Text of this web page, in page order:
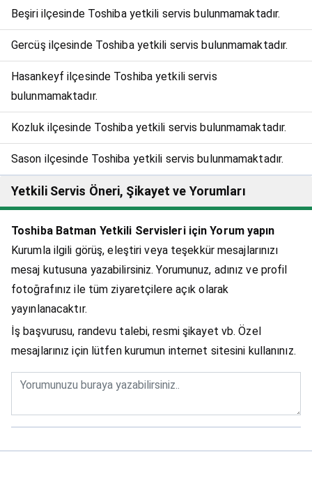
Beşiri ilçesinde Toshiba yetkili servis bulunmamaktadır.
Gercüş ilçesinde Toshiba yetkili servis bulunmamaktadır.
Hasankeyf ilçesinde Toshiba yetkili servis
bulunmamaktadır.
Kozluk ilçesinde Toshiba yetkili servis bulunmamaktadır.
Sason ilçesinde Toshiba yetkili servis bulunmamaktadır.
Yetkili Servis Öneri, Şikayet ve Yorumları
Toshiba Batman Yetkili Servisleri için Yorum yapın
Kurumla ilgili görüş, eleştiri veya teşekkür mesajlarınızı
mesaj kutusuna yazabilirsiniz. Yorumunuz, adınız ve profil
fotoğrafınız ile tüm ziyaretçilere açık olarak
yayınlanacaktır.
İş başvurusu, randevu talebi, resmi şikayet vb. Özel
mesajlarınız için lütfen kurumun internet sitesini kullanınız.